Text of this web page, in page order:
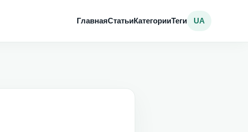
ГлавнаяСтатьиКатегорииТеги UA